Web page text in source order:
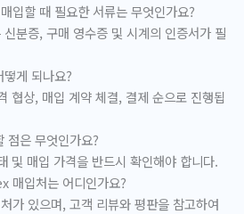
입할 때 필요한 서류는 무엇인가요?
분증, 구매 영수증 및 시계의 인증서가 필
게 되나요?
협상, 매입 계약 체결, 결제 순으로 진행됩
점은 무엇인가요?
및 매입 가격을 반드시 확인해야 합니다.
매입처는 어디인가요?
가 있으며, 고객 리뷰와 평판을 참고하여